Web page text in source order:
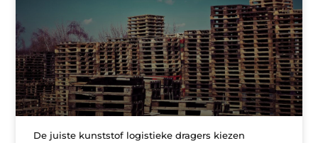
De juiste kunststof logistieke dragers kiezen